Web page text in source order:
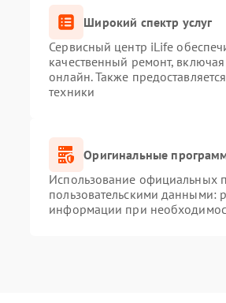
Широкий спектр услуг
Сервисный центр iLife
качественный ремонт,
онлайн. Также
техники
Оригинальные
Использование официальных
пользовательскими данными:
информации при